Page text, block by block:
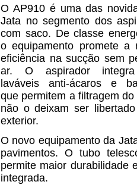
O AP910 é uma das
Jata no segmento dos
com saco. De classe
o equipamento promete a
eficiência na sucção sem
ar. O aspirador
laváveis anti-ácaros e
que permitem a filtragem
não o deixam ser
exterior.
O novo equipamento da
pavimentos. O tubo
permite maior durabilidade
integrada.